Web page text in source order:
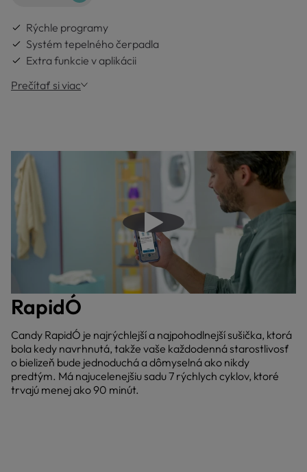
Rýchle programy
Systém tepelného čerpadla
Extra funkcie v aplikácii
Prečítať si viac
Prehrať video
RapidÓ
Candy RapidÓ je najrýchlejší a najpohodlnejší sušička, ktorá
bola kedy navrhnutá, takže vaše každodenná starostlivosť
o bielizeň bude jednoduchá a dômyselná ako nikdy
predtým. Má najucelenejšiu sadu 7 rýchlych cyklov, ktoré
trvajú menej ako 90 minút.